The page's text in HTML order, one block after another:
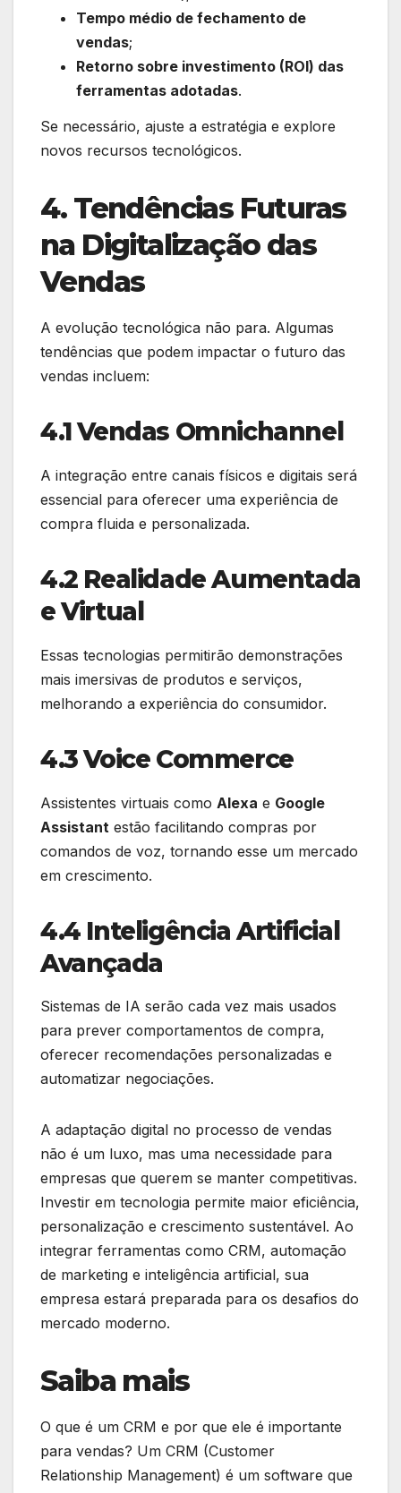
Tempo médio de fechamento de
vendas;
Retorno sobre investimento (ROI) das
ferramentas adotadas.
Se necessário, ajuste a estratégia e explore
novos recursos tecnológicos.
4. Tendências Futuras
na Digitalização das
Vendas
A evolução tecnológica não para. Algumas
tendências que podem impactar o futuro das
vendas incluem:
4.1 Vendas Omnichannel
A integração entre canais físicos e digitais será
essencial para oferecer uma experiência de
compra fluida e personalizada.
4.2 Realidade Aumentada
e Virtual
Essas tecnologias permitirão demonstrações
mais imersivas de produtos e serviços,
melhorando a experiência do consumidor.
4.3 Voice Commerce
Assistentes virtuais como Alexa e Google
Assistant estão facilitando compras por
comandos de voz, tornando esse um mercado
em crescimento.
4.4 Inteligência Artificial
Avançada
Sistemas de IA serão cada vez mais usados
para prever comportamentos de compra,
oferecer recomendações personalizadas e
automatizar negociações.
A adaptação digital no processo de vendas
não é um luxo, mas uma necessidade para
empresas que querem se manter competitivas.
Investir em tecnologia permite maior eficiência,
personalização e crescimento sustentável. Ao
integrar ferramentas como CRM, automação
de marketing e inteligência artificial, sua
empresa estará preparada para os desafios do
mercado moderno.
Saiba mais
O que é um CRM e por que ele é importante
para vendas? Um CRM (Customer
Relationship Management) é um software que